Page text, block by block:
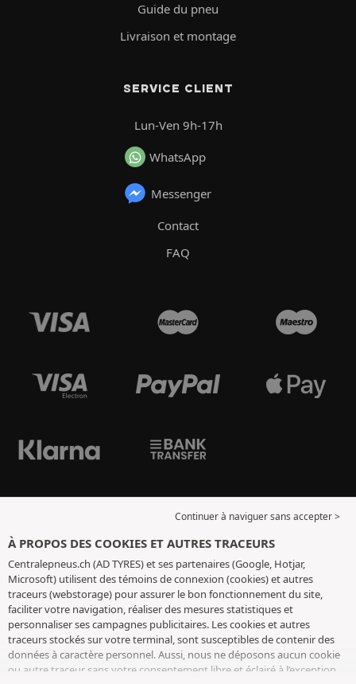
Guide du pneu
Livraison et montage
SERVICE CLIENT
Lun-Ven 9h-17h
WhatsApp
Messenger
Contact
FAQ
Continuer à naviguer sans accepter >
À PROPOS DES COOKIES ET AUTRES TRACEURS
Centralepneus.ch (AD TYRES) et ses partenaires (Google, Hotjar,
Microsoft) utilisent des témoins de connexion (cookies) et autres
traceurs (webstorage) pour assurer le bon fonctionnement du site,
faciliter votre navigation, réaliser des mesures statistiques et
personnaliser ses campagnes publicitaires. Les cookies et autres
traceurs stockés sur votre terminal, sont susceptibles de contenir des
données à caractère personnel. Aussi, nous ne déposons aucun cookie
ou autre traceur sans votre consentement libre et éclairé à l’exception